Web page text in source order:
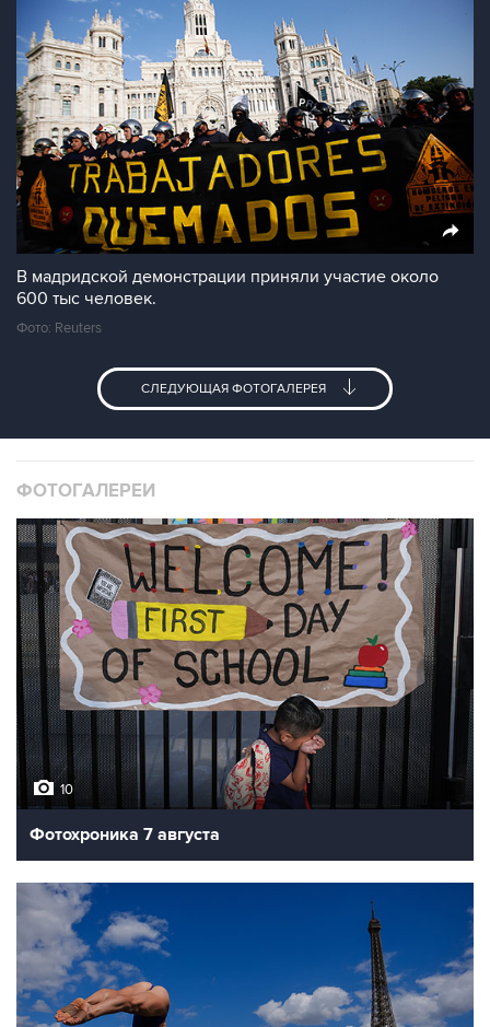
В мадридской демонстрации приняли участие около
600 тыс человек.
Фото: Reuters
СЛЕДУЮЩАЯ ФОТОГАЛЕРЕЯ
ФОТОГАЛЕРЕИ
10
Фотохроника 7 августа